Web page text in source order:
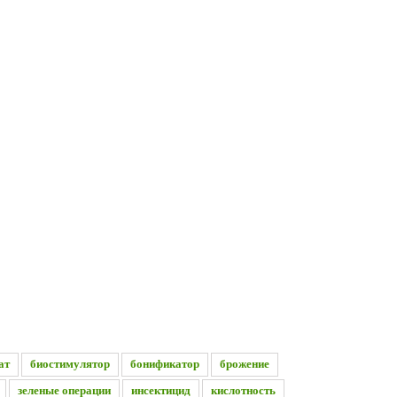
биостимулятор бонификатор
брожение
зеленые операции инсектицид кислотность